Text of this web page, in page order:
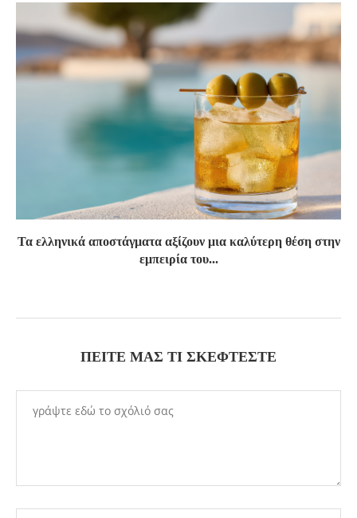
Τα ελληνικά αποστάγματα αξίζουν μια καλύτερη θέση στην
εμπειρία του...
ΠΕΊΤΕ ΜΑΣ ΤΙ ΣΚΈΦΤΕΣΤΕ